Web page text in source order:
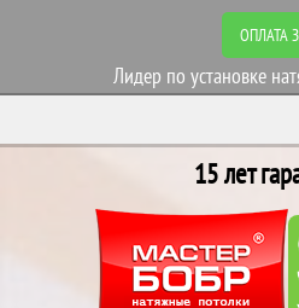
ОПЛАТА
Лидер по установке
15 лет